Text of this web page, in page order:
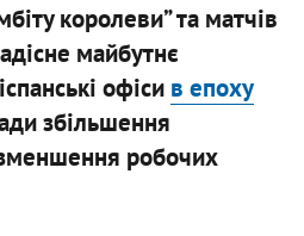
королеви” та матчів
майбутнє
офіси в епоху
збільшення
робочих